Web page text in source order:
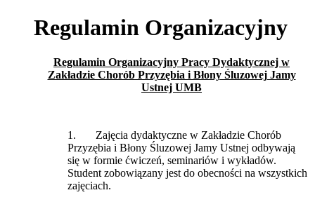
Regulamin Organizacyjny
Regulamin Organizacyjny Pracy Dydaktycznej w
Zakładzie Chorób Przyzębia i Błony Śluzowej Jamy
Ustnej UMB
1. Zajęcia dydaktyczne w Zakładzie Chorób
Przyzębia i Błony Śluzowej Jamy Ustnej odbywają
się w formie ćwiczeń, seminariów i wykładów.
Student zobowiązany jest do obecności na wszystkich
zajęciach.